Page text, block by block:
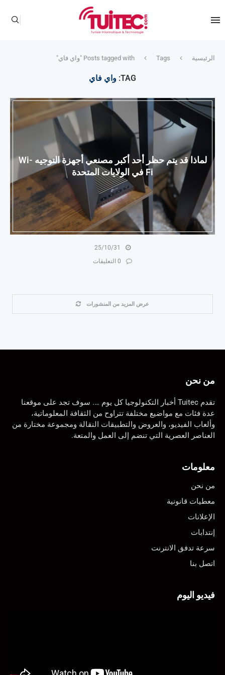
الرئيسية Tags Posts tagged with "واي فاي"
TAG: واي فاي
لماذا قد يتم حظر أحد أكبر مصنعي أجهزة التوجيه Wi-
Fi في الولايات المتحدة
25/10/31
0 التعليقات
عرض المزيد من المنشورات
من نحن
تقدم Tuitec أخبار التكنولوجيا كل يوم …. سوف تجد على موقعنا
عدة فئات مع مواضيع مختلفة تتراوح من الثقافة المعلوماتية،
وألعاب الفيديو، والعروض والتطبيقات النقالة ومجموعة مختارة من
العناصر العصرية التي تنضم إلى العمل والمتعة.
معلومات
من نحن
معطيات قانونية
الإعلانات
إنتدابات
سرعة تدفق الانترنت
اتصل بنا
فيديو اليوم